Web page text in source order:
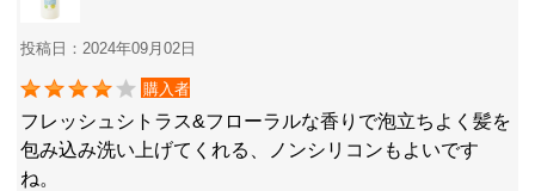
投稿日：2024年09月02日
購入者
フレッシュシトラス&フローラルな香りで泡立ちよく髪を
包み込み洗い上げてくれる、ノンシリコンもよいです
ね。